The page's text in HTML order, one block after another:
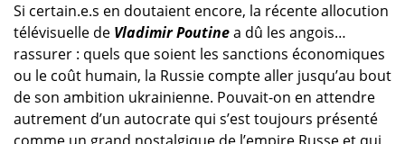
Si certain.e.s en doutaient encore, la récente allocution
télévisuelle de Vladimir Poutinea dû les angois…
rassurer : quels que soient les sanctions économiques
ou le coût humain, la Russie compte aller jusqu’au bout
de son ambition ukrainienne. Pouvait-on en attendre
autrement d’un autocrate qui s’est toujours présenté